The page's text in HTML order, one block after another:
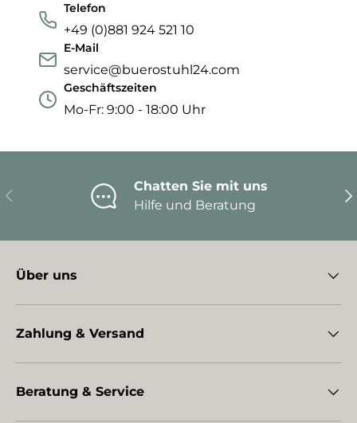
Telefon
+49 (0)881 924 521 10
E-Mail
service@buerostuhl24.com
Geschäftszeiten
Mo-Fr: 9:00 - 18:00 Uhr
Vorherige
Chatten Sie mit uns
Hilfe und Beratung
Über uns
Zahlung & Versand
Beratung & Service